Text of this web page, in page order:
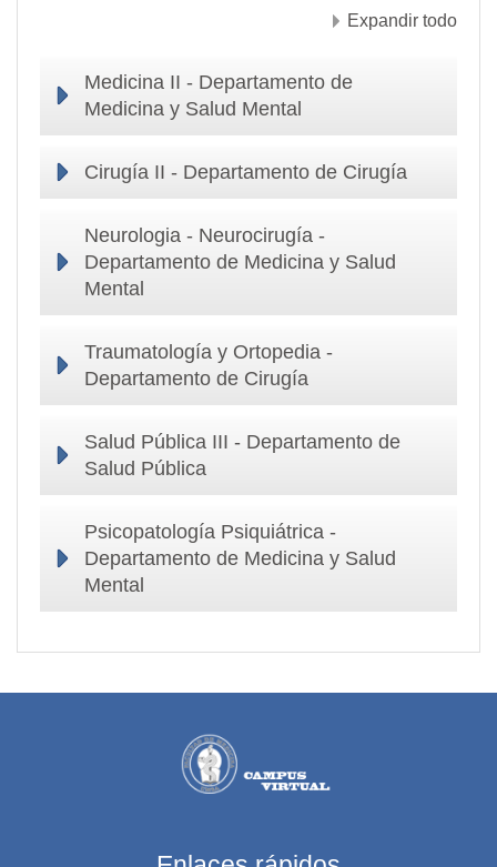
Expandir todo
Medicina II - Departamento de
Medicina y Salud Mental
Cirugía II - Departamento de Cirugía
Neurologia - Neurocirugía -
Departamento de Medicina y Salud
Mental
Traumatología y Ortopedia -
Departamento de Cirugía
Salud Pública III - Departamento de
Salud Pública
Psicopatología Psiquiátrica -
Departamento de Medicina y Salud
Mental